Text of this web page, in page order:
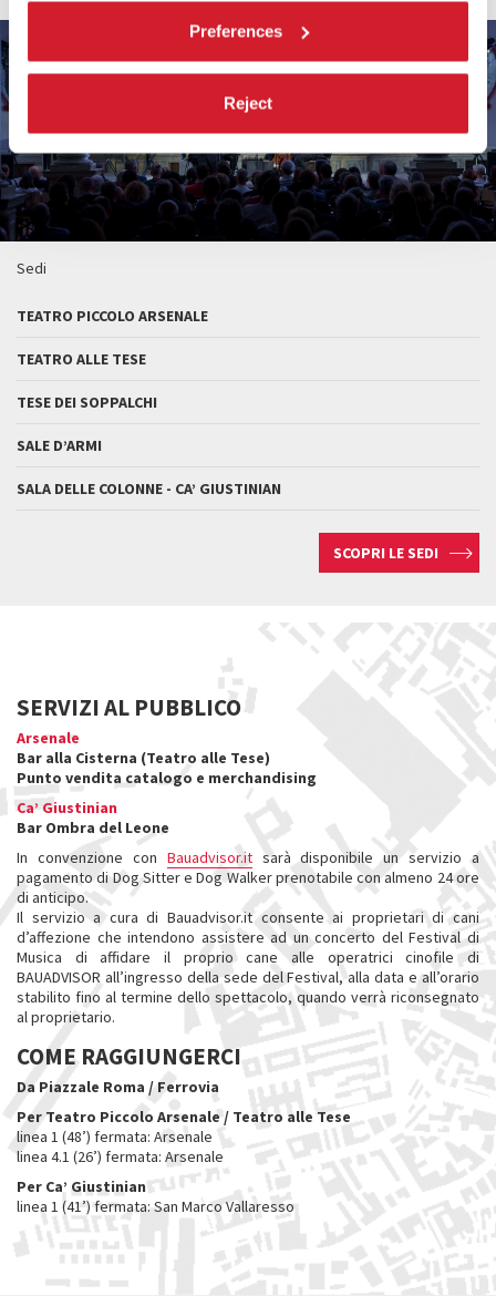
Preferences
Reject
Sedi
TEATRO PICCOLO ARSENALE
TEATRO ALLE TESE
TESE DEI SOPPALCHI
SALE D’ARMI
SALA DELLE COLONNE - CA’ GIUSTINIAN
SCOPRI LE SEDI
SERVIZI AL PUBBLICO
Arsenale
Bar alla Cisterna (Teatro alle Tese)
Punto vendita catalogo e merchandising
Ca’ Giustinian
Bar Ombra del Leone
In convenzione con Bauadvisor.itsarà disponibile un servizio a
pagamento di Dog Sitter e Dog Walker prenotabile con almeno 24 ore
di anticipo.
Il servizio a cura di Bauadvisor.it consente ai proprietari di cani
d’affezione che intendono assistere ad un concerto del Festival di
Musica di affidare il proprio cane alle operatrici cinofile di
BAUADVISOR all’ingresso della sede del Festival, alla data e all’orario
stabilito fino al termine dello spettacolo, quando verrà riconsegnato
al proprietario.
COME RAGGIUNGERCI
Da Piazzale Roma / Ferrovia
Per Teatro Piccolo Arsenale / Teatro alle Tese​
linea 1 (48’) fermata: Arsenale
linea 4.1 (26’) fermata: Arsenale
Per Ca’ Giustinian
linea 1 (41’) fermata: San Marco Vallaresso